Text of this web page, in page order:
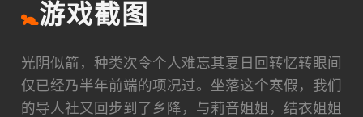
🚼游戏截图
光阴似箭，种类次令个人难忘其夏日回转忆转眼间
仅已经乃半年前端的项况过。坐落这个寒假，我们
的导人社又回步到了乡降，与莉音姐姐，结衣姐姐